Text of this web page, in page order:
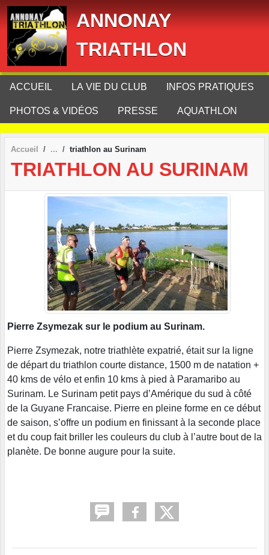
ANNONAY
TRIATHLON
ACCUEIL LA VIE DU CLUB INFOS PRATIQUES
PHOTOS & VIDÉOS PRESSE AQUATHLON
Accueil triathlon au Surinam
TRIATHLON AU SURINAM
Pierre Zsymezak sur le podium au Surinam.
Pierre Zsymezak, notre triathlète expatrié, était sur la ligne
de départ du triathlon courte distance, 1500 m de natation +
40 kms de vélo et enfin 10 kms à pied à Paramaribo au
Surinam. Le Surinam petit pays d’Amérique du sud à côté
de la Guyane Francaise. Pierre en pleine forme en ce début
de saison, s’offre un podium en finissant à la seconde place
et du coup fait briller les couleurs du club à l’autre bout de la
planète. De bonne augure pour la suite.
Panneau de gestion des cookies